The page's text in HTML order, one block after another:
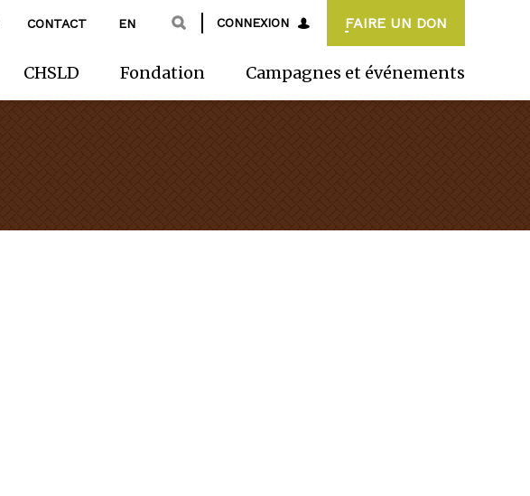
CONTACT EN CONNEXION FAIRE UN DON
CHSLD Fondation Campagnes et événements